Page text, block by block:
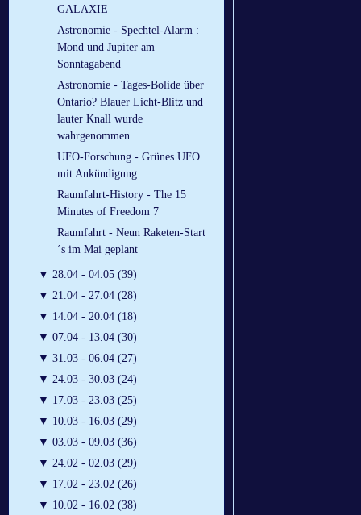
GALAXIE
Astronomie - Spechtel-Alarm :
Mond und Jupiter am
Sonntagabend
Astronomie - Tages-Bolide über
Ontario? Blauer Licht-Blitz und
lauter Knall wurde
wahrgenommen
UFO-Forschung - Grünes UFO
mit Ankündigung
Raumfahrt-History - The 15
Minutes of Freedom 7
Raumfahrt - Neun Raketen-Start
´s im Mai geplant
▼ 28.04 - 04.05 (39)
▼ 21.04 - 27.04 (28)
▼ 14.04 - 20.04 (18)
▼ 07.04 - 13.04 (30)
▼ 31.03 - 06.04 (27)
▼ 24.03 - 30.03 (24)
▼ 17.03 - 23.03 (25)
▼ 10.03 - 16.03 (29)
▼ 03.03 - 09.03 (36)
▼ 24.02 - 02.03 (29)
▼ 17.02 - 23.02 (26)
▼ 10.02 - 16.02 (38)